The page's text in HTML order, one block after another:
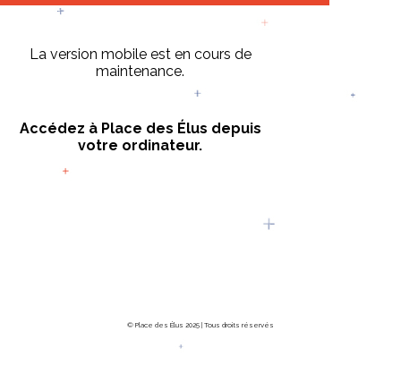
La version mobile est en cours de
maintenance.
Accédez à Place des Élus depuis
votre ordinateur.
© Place des Élus 2025 | Tous droits réservés